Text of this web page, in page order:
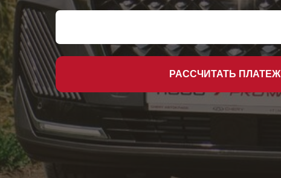
РАССЧИТАТЬ ПЛАТЕЖ